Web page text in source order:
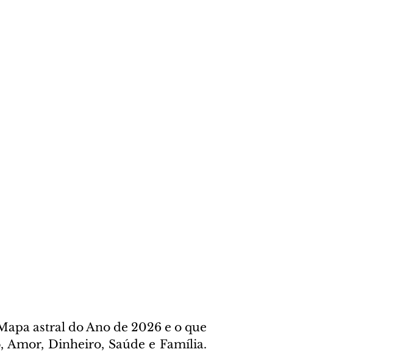
astral do Ano de 2026 e o que
Amor, Dinheiro, Saúde e Família.